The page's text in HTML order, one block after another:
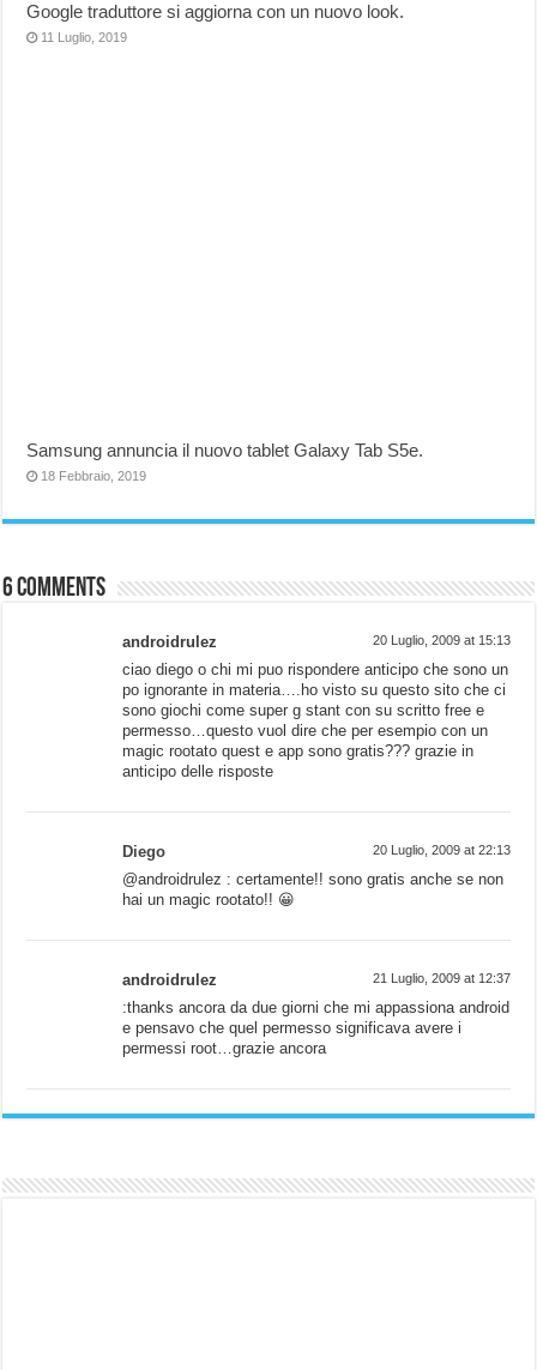
Google traduttore si aggiorna con un nuovo look.
11 Luglio, 2019
Samsung annuncia il nuovo tablet Galaxy Tab S5e.
18 Febbraio, 2019
6 comments
androidrulez 20 Luglio, 2009 at 15:13
ciao diego o chi mi puo rispondere anticipo che sono un
po ignorante in materia….ho visto su questo sito che ci
sono giochi come super g stant con su scritto free e
permesso…questo vuol dire che per esempio con un
magic rootato quest e app sono gratis??? grazie in
anticipo delle risposte
Diego 20 Luglio, 2009 at 22:13
@androidrulez : certamente!! sono gratis anche se non
hai un magic rootato!! 😀
androidrulez 21 Luglio, 2009 at 12:37
:thanks ancora da due giorni che mi appassiona android
e pensavo che quel permesso significava avere i
permessi root…grazie ancora